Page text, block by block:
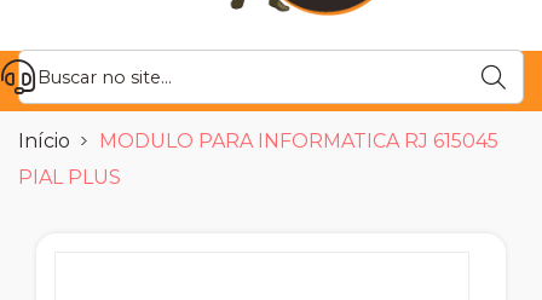
Início
MODULO PARA INFORMATICA RJ 615045
PIAL PLUS